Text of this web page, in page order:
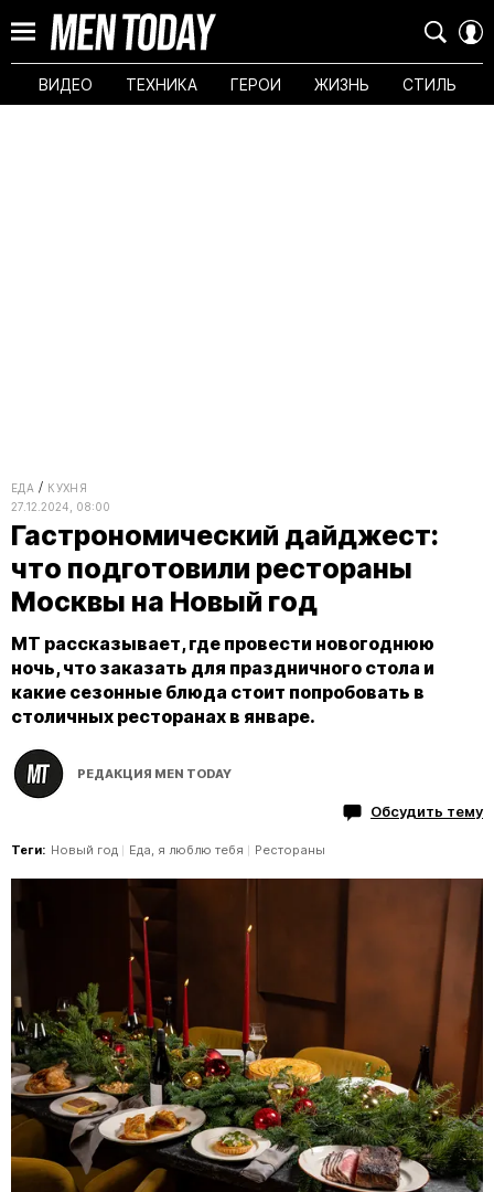
ВИДЕО ТЕХНИКА ГЕРОИ ЖИЗНЬ СТИЛЬ
ЕДА
КУХНЯ
27.12.2024, 08:00
Гастрономический дайджест:
что подготовили рестораны
Москвы на Новый год
MT рассказывает, где провести новогоднюю
ночь, что заказать для праздничного стола и
какие сезонные блюда стоит попробовать в
столичных ресторанах в январе.
РЕДАКЦИЯ MEN TODAY
Обсудить тему
Теги: Новый год Еда, я люблю тебя Рестораны